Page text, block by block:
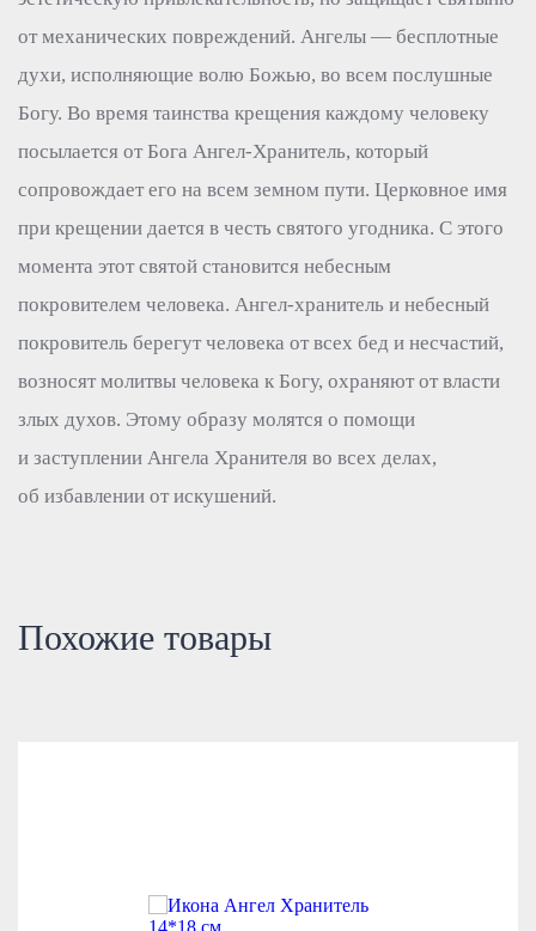
от механических повреждений. Ангелы — бесплотные
духи, исполняющие волю Божью, во всем послушные
Богу. Во время таинства крещения каждому человеку
посылается от Бога Ангел-Хранитель, который
сопровождает его на всем земном пути. Церковное имя
при крещении дается в честь святого угодника. С этого
момента этот святой становится небесным
покровителем человека. Ангел-хранитель и небесный
покровитель берегут человека от всех бед и несчастий,
возносят молитвы человека к Богу, охраняют от власти
злых духов. Этому образу молятся о помощи
и заступлении Ангела Хранителя во всех делах,
об избавлении от искушений.
Похожие товары